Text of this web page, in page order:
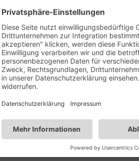
erforderlich, Verpackung oder
Hände von Kindern gelangen.
… gründlich waschen.
essen, trinken oder rauchen.
Bei Unwohlsein